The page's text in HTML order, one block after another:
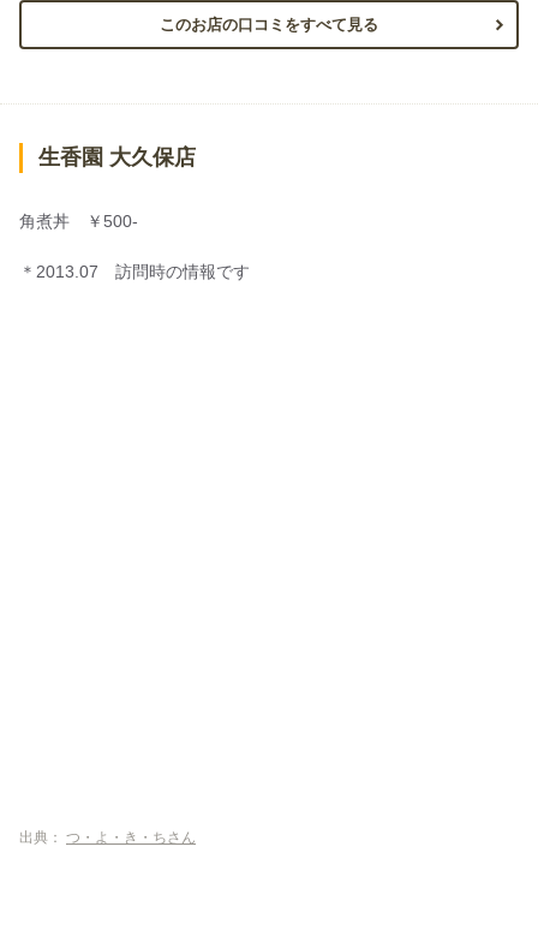
このお店の口コミをすべて見る
生香園 大久保店
角煮丼 ￥500-
＊2013.07 訪問時の情報です
出典： つ・よ・き・ちさん